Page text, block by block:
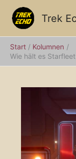
Inhalt
springen
Trek
Start
Kolumnen
Wie hält es